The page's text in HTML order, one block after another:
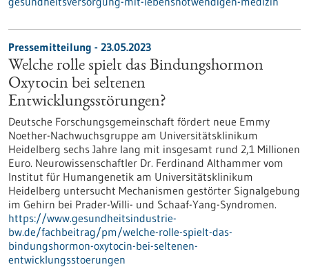
Pressemitteilung - 23.05.2023
Welche rolle spielt das Bindungshormon
Oxytocin bei seltenen
Entwicklungsstörungen?
Deutsche Forschungsgemeinschaft fördert neue Emmy
Noether-Nachwuchsgruppe am Universitätsklinikum
Heidelberg sechs Jahre lang mit insgesamt rund 2,1 Millionen
Euro. Neurowissenschaftler Dr. Ferdinand Althammer vom
Institut für Humangenetik am Universitätsklinikum
Heidelberg untersucht Mechanismen gestörter Signalgebung
im Gehirn bei Prader-Willi- und Schaaf-Yang-Syndromen.
https://www.gesundheitsindustrie-
bw.de/fachbeitrag/pm/welche-rolle-spielt-das-
bindungshormon-oxytocin-bei-seltenen-
entwicklungsstoerungen